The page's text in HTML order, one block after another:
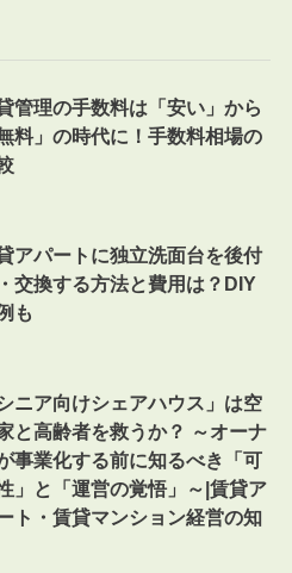
管理の手数料は「安い」から
無料」の時代に！手数料相場の
アパートに独立洗面台を後付
交換する方法と費用は？DIY
も
シニア向けシェアハウス」は空
と高齢者を救うか？ ～オーナ
事業化する前に知るべき「可
」と「運営の覚悟」～|賃貸ア
ト・賃貸マンション経営の知